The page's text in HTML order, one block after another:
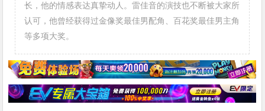
长，他的情感表达真挚动人。雷佳音的演技也不断被大家所
认可，他曾经获得过金像奖最佳男配角、百花奖最佳男主角
等多项大奖。